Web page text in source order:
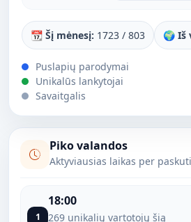
📆 Šį mėnesį: 1723 / 803 🌍 Iš
Puslapių parodymai
Unikalūs lankytojai
Savaitgalis
Piko valandos
Aktyviausias laikas per
1
18:00
269 unikalių vartotojų šią